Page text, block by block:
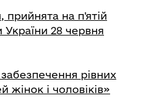
прийнята на п'ятій
України 28 червня
рівних
і чоловіків»